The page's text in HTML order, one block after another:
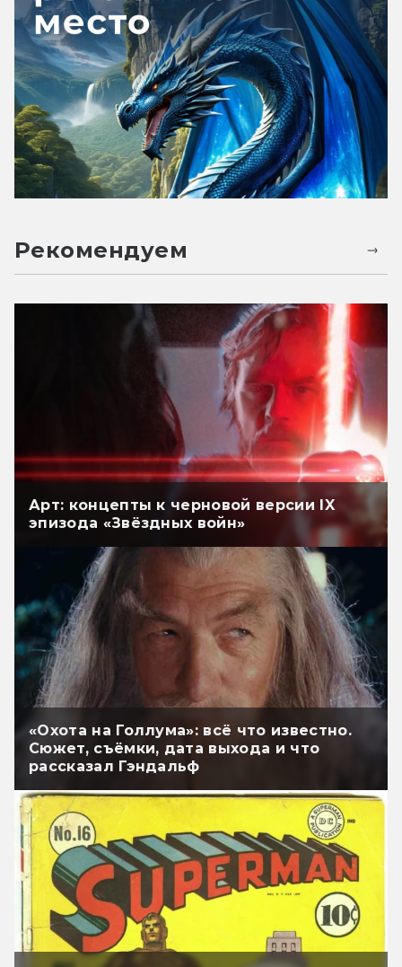
Рекомендуем
Арт: концепты к черновой версии IX
эпизода «Звёздных войн»
«Охота на Голлума»: всё что известно.
Сюжет, съёмки, дата выхода и что
рассказал Гэндальф